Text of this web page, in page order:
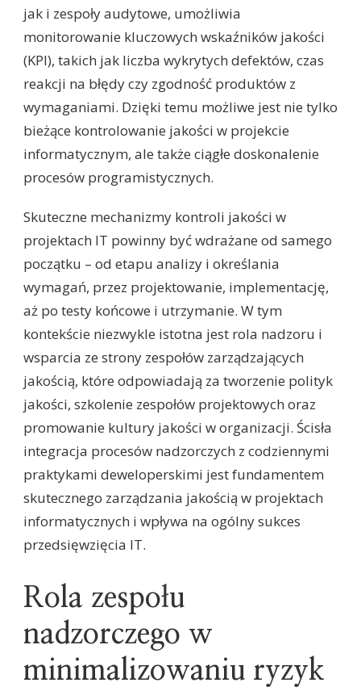
jak i zespoły audytowe, umożliwia
monitorowanie kluczowych wskaźników jakości
(KPI), takich jak liczba wykrytych defektów, czas
reakcji na błędy czy zgodność produktów z
wymaganiami. Dzięki temu możliwe jest nie tylko
bieżące kontrolowanie jakości w projekcie
informatycznym, ale także ciągłe doskonalenie
procesów programistycznych.
Skuteczne mechanizmy kontroli jakości w
projektach IT powinny być wdrażane od samego
początku – od etapu analizy i określania
wymagań, przez projektowanie, implementację,
aż po testy końcowe i utrzymanie. W tym
kontekście niezwykle istotna jest rola nadzoru i
wsparcia ze strony zespołów zarządzających
jakością, które odpowiadają za tworzenie polityk
jakości, szkolenie zespołów projektowych oraz
promowanie kultury jakości w organizacji. Ścisła
integracja procesów nadzorczych z codziennymi
praktykami deweloperskimi jest fundamentem
skutecznego zarządzania jakością w projektach
informatycznych i wpływa na ogólny sukces
przedsięwzięcia IT.
Rola zespołu
nadzorczego w
minimalizowaniu ryzyk